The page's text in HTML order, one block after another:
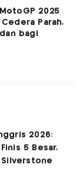
2025
Parah,
bagi
2026:
5 Besar,
Silverstone